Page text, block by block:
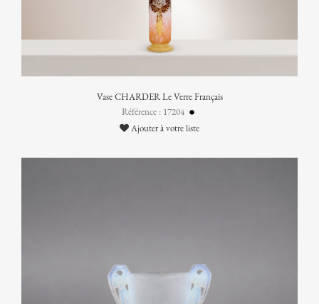
Vase CHARDER Le Verre Français
Référence : 17204
Ajouter à votre liste